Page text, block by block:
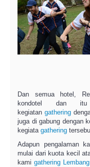
Dan semua hotel,
kondotel dan
kegiatan gathering
juga di gabung dengan
kegiata gathering
Adapun pengalaman
mulai dari kuota kecil
kami gathering Lembang